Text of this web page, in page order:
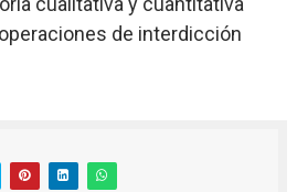
de interdicción